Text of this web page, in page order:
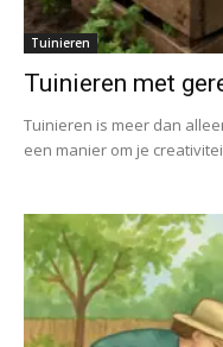
Tuinieren
Tuinieren met
Tuinieren is meer dan
een manier om je